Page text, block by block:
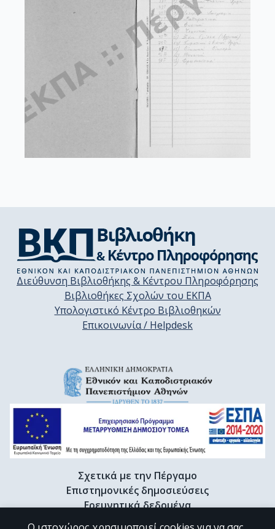
Διεύθυνση Βιβλιοθήκης & Κέντρου Πληροφόρησης
Βιβλιοθήκες Σχολών του ΕΚΠΑ
Υπολογιστικό Κέντρο Βιβλιοθηκών
Επικοινωνία / Helpdesk
Σχετικά με την Πέργαμο
Επιστημονικές δημοσιεύσεις
Ερευνητικά δεδομένα
Διδακτορικές διατριβές & Γκρίζα βιβλιογραφία